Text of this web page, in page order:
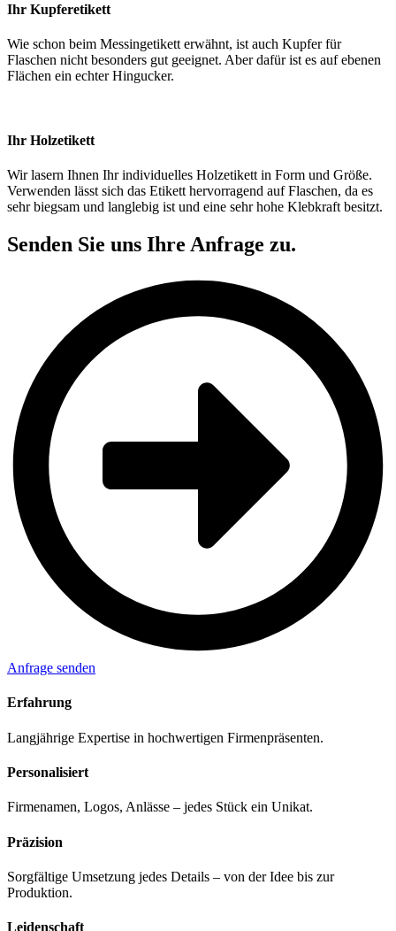
Ihr Kupferetikett
Wie schon beim Messingetikett erwähnt, ist auch Kupfer für
Flaschen nicht besonders gut geeignet. Aber dafür ist es auf ebenen
Flächen ein echter Hingucker.
Ihr Holzetikett
Wir lasern Ihnen Ihr individuelles Holzetikett in Form und Größe.
Verwenden lässt sich das Etikett hervorragend auf Flaschen, da es
sehr biegsam und langlebig ist und eine sehr hohe Klebkraft besitzt.
Senden Sie uns Ihre Anfrage zu.
Anfrage senden
Erfahrung
Langjährige Expertise in hochwertigen Firmenpräsenten.
Personalisiert
Firmenamen, Logos, Anlässe – jedes Stück ein Unikat.
Präzision
Sorgfältige Umsetzung jedes Details – von der Idee bis zur
Produktion.
Leidenschaft